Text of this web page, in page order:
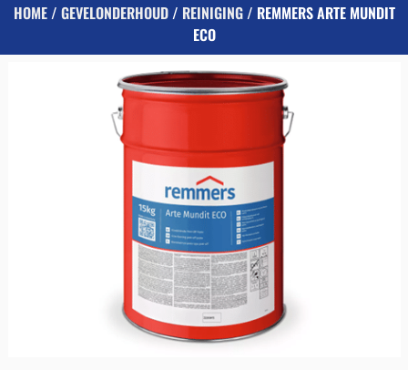
HOME/ GEVELONDERHOUD/ REINIGING/ REMMERS ARTE MUNDIT
ECO